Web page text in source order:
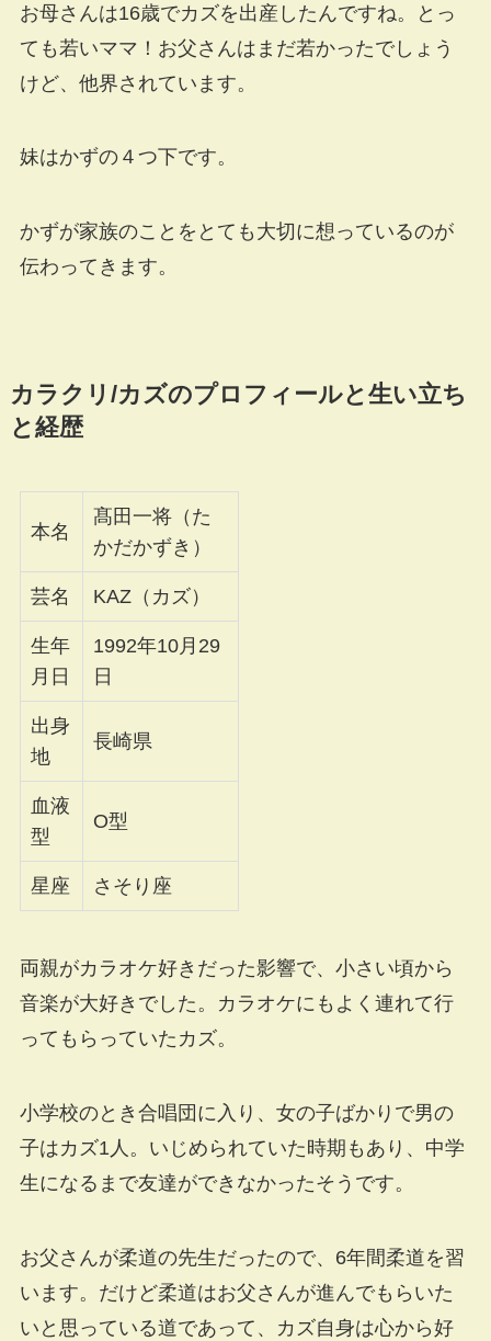
お母さんは16歳でカズを出産したんですね。とっ
ても若いママ！お父さんはまだ若かったでしょう
けど、他界されています。
妹はかずの４つ下です。
かずが家族のことをとても大切に想っているのが
伝わってきます。
カラクリ/カズのプロフィールと生い立ち
と経歴
本名
髙田一将（た
かだかずき）
芸名 KAZ（カズ）
生年
月日
1992年10月29
日
出身
地
長崎県
血液
型
O型
星座 さそり座
両親がカラオケ好きだった影響で、小さい頃から
音楽が大好きでした。カラオケにもよく連れて行
ってもらっていたカズ。
小学校のとき合唱団に入り、女の子ばかりで男の
子はカズ1人。いじめられていた時期もあり、中学
生になるまで友達ができなかったそうです。
お父さんが柔道の先生だったので、6年間柔道を習
います。だけど柔道はお父さんが進んでもらいた
いと思っている道であって、カズ自身は心から好